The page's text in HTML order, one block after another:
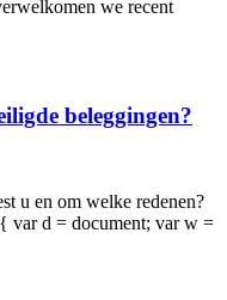
we recent
beleggingen?
u en om welke redenen?
var d = document; var w =